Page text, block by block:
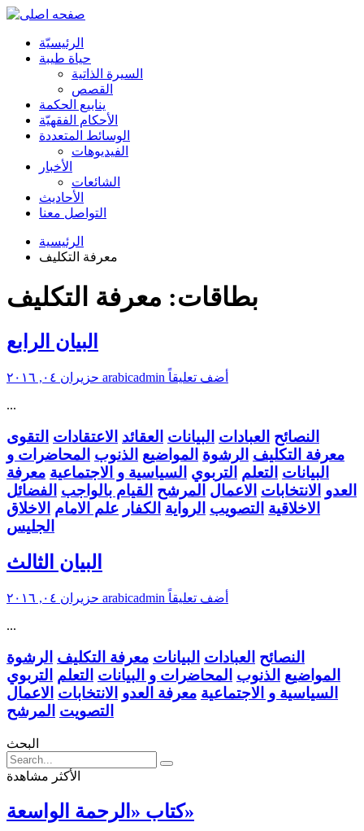
الرئیسیّة
حياة طيبة
السيرة الذاتية
القصص
ينابيع الحكمة
الأحکام الفقهیّة
الوسائط المتعددة
الفیدیوهات
الأخبار
الشائعات
الأحادیث
التواصل معنا
الرئيسية
معرفة التكليف
بطاقات: معرفة التكليف
البيان الرابع
arabicadmin أضف تعليقاً
...
النصائح العبادات البيانات العقائد الاعتقادات التقوى
معرفة التكليف الرشوة المواضيع الذنوب المحاضرات و
البيانات التعلم التربوي السياسية و الاجتماعية معرفة
العدو الانتخابات الاعمال المرشح القيام بالواجب الفضائل
الاخلاقية التصويب الرواية الكفار علم الامام الاخلاق
الجليس
البيان الثالث
arabicadmin أضف تعليقاً
...
النصائح العبادات البيانات معرفة التكليف الرشوة
المواضيع الذنوب المحاضرات و البيانات التعلم
التربوي
السياسية و الاجتماعية معرفة العدو الانتخابات الاعمال
التصويت المرشح
البحث
الأكثر مشاهدة
كتاب «الرحمة الواسعة»